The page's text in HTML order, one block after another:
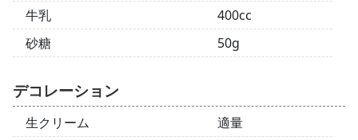
牛乳
400cc
砂糖
50g
デコレーション
生クリーム
適量